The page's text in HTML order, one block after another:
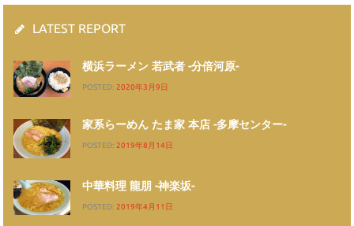
LATEST REPORT
横浜ラーメン 若武者 -分倍河原-
POSTED: 2020年3月9日
家系らーめん たま家 本店 -多摩センター-
POSTED: 2019年8月14日
中華料理 龍朋 -神楽坂-
POSTED: 2019年4月11日